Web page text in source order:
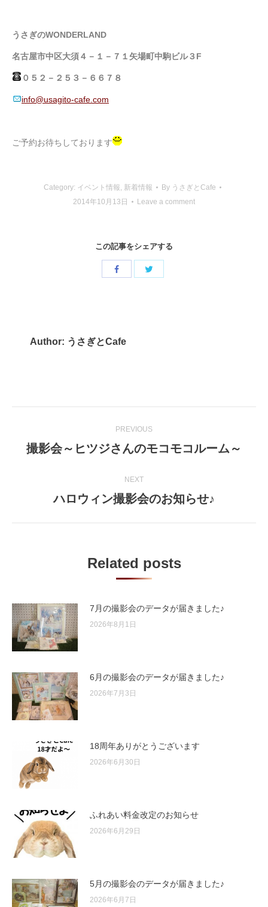
うさぎのWONDERLAND
名古屋市中区大須４－１－７１矢場町中駒ビル３F
０５２－２５３－６６７８
info@usagito-cafe.com
ご予約お待ちしております
Category: イベント情報, 新着情報 By うさぎとCafe
2014年10月13日
Leave a comment
この記事をシェアする
Author: うさぎとCafe
navigation
PREVIOUS
Previous
撮影会～ヒツジさんのモコモコルーム～
NEXT
Next
ハロウィン撮影会のお知らせ♪
Related posts
7月の撮影会のデータが届きました♪
2026年8月1日
6月の撮影会のデータが届きました♪
2026年7月3日
18周年ありがとうございます
2026年6月30日
ふれあい料金改定のお知らせ
2026年6月29日
5月の撮影会のデータが届きました♪
2026年6月7日